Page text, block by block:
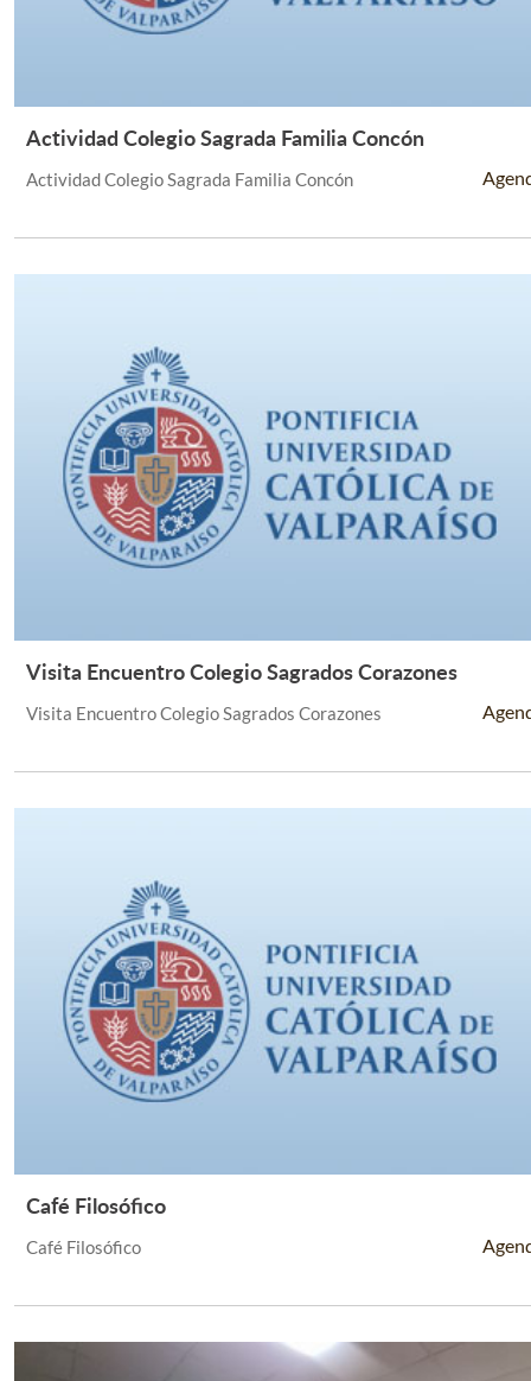
Leer Más +
Actividad Colegio Sagrada Familia Concón
Actividad Colegio Sagrada Familia Concón
Leer Más +
Visita Encuentro Colegio Sagrados Corazones
Visita Encuentro Colegio Sagrados Corazones
Café Filosófico
Café Filosófico